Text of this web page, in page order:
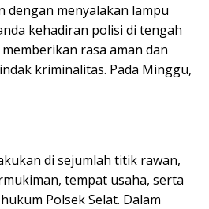
dengan menyalakan lampu
kehadiran polisi di tengah
rasa aman dan
kriminalitas. Pada Minggu,
di sejumlah titik rawan,
tempat usaha, serta
Polsek Selat. Dalam